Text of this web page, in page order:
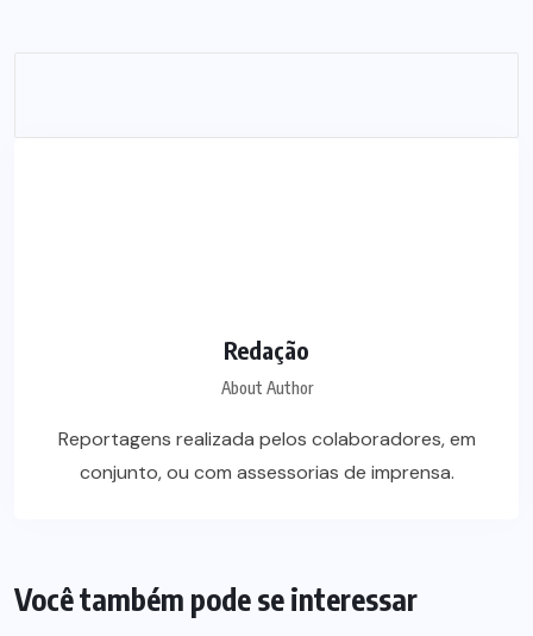
Redação
About Author
Reportagens realizada pelos colaboradores, em
conjunto, ou com assessorias de imprensa.
Você também pode se interessar